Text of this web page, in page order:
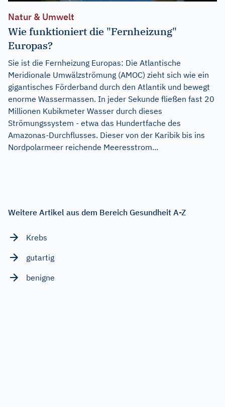
Natur & Umwelt
Wie funktioniert die "Fernheizung"
Europas?
Sie ist die Fernheizung Europas: Die Atlantische
Meridionale Umwälzströmung (AMOC) zieht sich wie ein
gigantisches Förderband durch den Atlantik und bewegt
enorme Wassermassen. In jeder Sekunde fließen fast 20
Millionen Kubikmeter Wasser durch dieses
Strömungssystem - etwa das Hundertfache des
Amazonas-Durchflusses. Dieser von der Karibik bis ins
Nordpolarmeer reichende Meeresstrom...
Weitere Artikel aus dem Bereich Gesundheit A-Z
Krebs
gutartig
benigne